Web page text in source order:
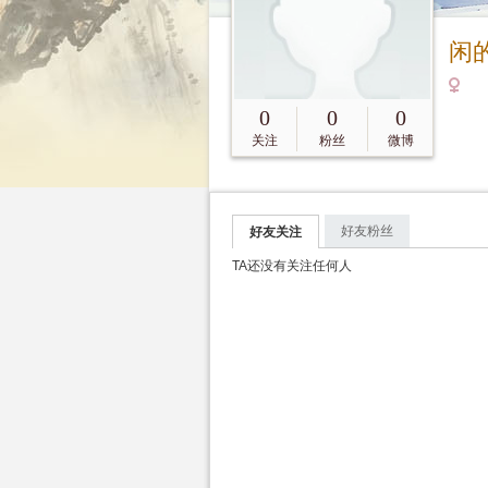
0
关注
0
粉丝
0
微博
闲
好友关注 好友粉丝
TA还没有关注任何人